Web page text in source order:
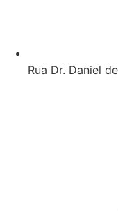
Rua Dr. Daniel